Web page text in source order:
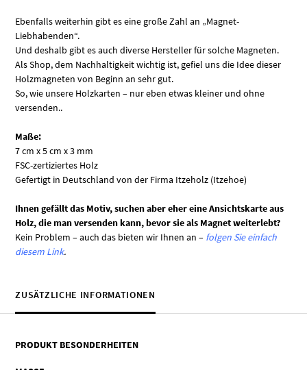
Ebenfalls weiterhin gibt es eine große Zahl an „Magnet-
Liebhabenden“.
Und deshalb gibt es auch diverse Hersteller für solche Magneten.
Als Shop, dem Nachhaltigkeit wichtig ist, gefiel uns die Idee dieser
Holzmagneten von Beginn an sehr gut.
So, wie unsere Holzkarten – nur eben etwas kleiner und ohne
versenden..
Maße:
7 cm x 5 cm x 3 mm
FSC-zertiziertes Holz
Gefertigt in Deutschland von der Firma Itzeholz (Itzehoe)
Ihnen gefällt das Motiv, suchen aber eher eine Ansichtskarte aus
Holz, die man versenden kann, bevor sie als Magnet weiterlebt?
Kein Problem – auch das bieten wir Ihnen an – folgen Sie einfach
diesem Link.
ZUSÄTZLICHE INFORMATIONEN
PRODUKT BESONDERHEITEN